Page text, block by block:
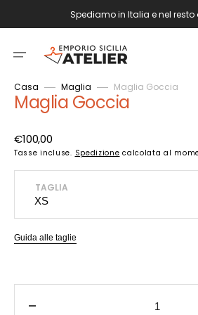
direttamente
ai
contenuti
Spediamo in Italia e nel
Casa Maglia Maglia Goccia
Maglia Goccia
Prezzo
di
listino
€100,00
Tasse incluse. Spedizione calcolata al
TAGLIA
Guida alle taglie